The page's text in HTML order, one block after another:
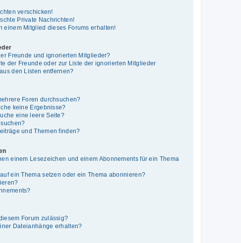
verschicken!
Private Nachrichten!
einem Mitglied dieses Forums erhalten!
Freunde und ignorierten Mitglieder?
der Freunde oder zur Liste der ignorierten Mitglieder
den Listen entfernen?
Foren durchsuchen?
keine Ergebnisse?
eine leere Seite?
und Themen finden?
einem Lesezeichen und einem Abonnements für ein Thema
ein Thema setzen oder ein Thema abonnieren?
Forum zulässig?
Dateianhänge erhalten?